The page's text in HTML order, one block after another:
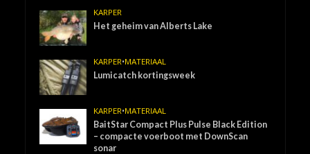
KARPER
Het geheim van Alberts Lake
KARPER•MATERIAAL
Lumicatch kortingsweek
KARPER•MATERIAAL
BaitStar Compact Plus Pulse Black Edition
– compacte voerboot met DownScan
sonar